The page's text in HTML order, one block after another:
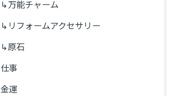
↳万能チャーム
↳リフォームアクセサリー
↳原石
仕事
金運